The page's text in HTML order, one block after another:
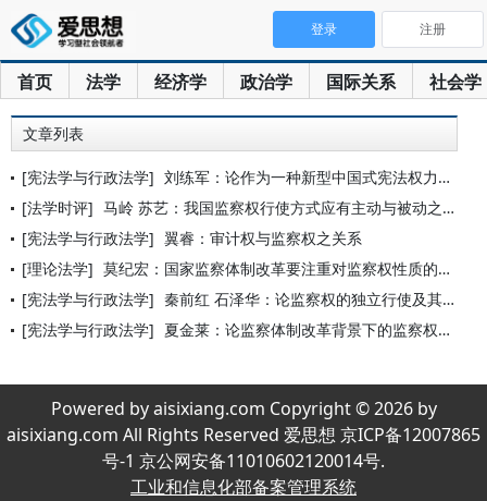
首页 法学 经济学 政治学 国际关系 社会学
登录 注册
文章列表
[宪法学与行政法学] 刘练军：论作为一种新型中国式宪法权力的监察权
[法学时评] 马岭 苏艺：我国监察权行使方式应有主动与被动之区分
[宪法学与行政法学] 翼睿：审计权与监察权之关系
[理论法学] 莫纪宏：国家监察体制改革要注重对监察权性质的研究
[宪法学与行政法学] 秦前红 石泽华：论监察权的独立行使及其外部衔接
[宪法学与行政法学] 夏金莱：论监察体制改革背景下的监察权与检察权
Powered by aisixiang.com Copyright © 2026 by
aisixiang.com All Rights Reserved 爱思想 京ICP备12007865
号-1 京公网安备11010602120014号.
工业和信息化部备案管理系统